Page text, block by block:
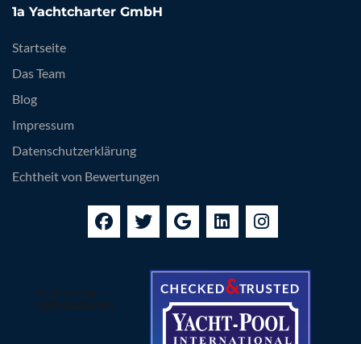
1a Yachtcharter GmbH
Startseite
Das Team
Blog
Impressum
Datenschutzerklärung
Echtheit von Bewertungen